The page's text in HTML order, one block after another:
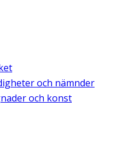
och nämnder
och konst